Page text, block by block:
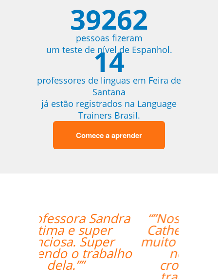
39262
pessoas fizeram
um teste de nível de Espanhol.
14
professores de línguas em Feira de
Santana
já estão registrados na Language
Trainers Brasil.
Comece a aprender
“”Nossa professora,
Catherine, tem sido
muito paciente com o
nosso louco
cronograma de